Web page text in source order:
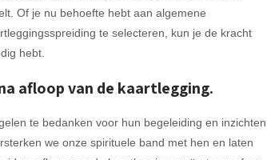
Of je nu behoefte hebt aan algemene
te selecteren, kun je de kracht
hebt.
afloop van de kaartlegging.
te bedanken voor hun begeleiding en inzichten
we onze spirituele band met hen en laten